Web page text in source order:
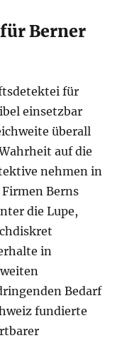
Berner
für
einsetzbar
überall
auf die
nehmen in
Berns
die Lupe,
in
Bedarf
fundierte